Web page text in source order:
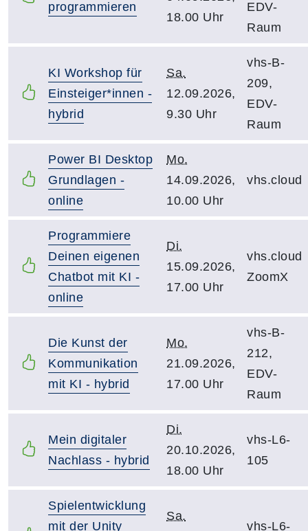
programmieren
18.00 Uhr
EDV-
Raum
KI Workshop für
Einsteiger*innen -
hybrid
Sa.
12.09.2026,
9.30 Uhr
vhs-B-
209,
EDV-
Raum
Power BI Desktop
Grundlagen -
online
Mo.
14.09.2026,
10.00 Uhr
vhs.cloud
Programmiere
Deinen eigenen
Chatbot mit KI -
online
Di.
15.09.2026,
17.00 Uhr
vhs.cloud
ZoomX
Die Kunst der
Kommunikation
mit KI - hybrid
Mo.
21.09.2026,
17.00 Uhr
vhs-B-
212,
EDV-
Raum
Mein digitaler
Nachlass - hybrid
Di.
20.10.2026,
18.00 Uhr
vhs-L6-
105
Spielentwicklung
mit der Unity
Sa.
vhs-L6-